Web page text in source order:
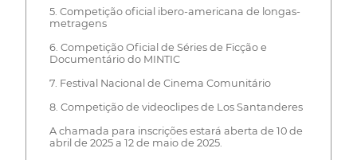
5. Competição oficial ibero-americana de longas-
metragens
6. Competição Oficial de Séries de Ficção e
Documentário do MINTIC
7. Festival Nacional de Cinema Comunitário
8. Competição de videoclipes de Los Santanderes
A chamada para inscrições estará aberta de 10 de
abril de 2025 a 12 de maio de 2025.